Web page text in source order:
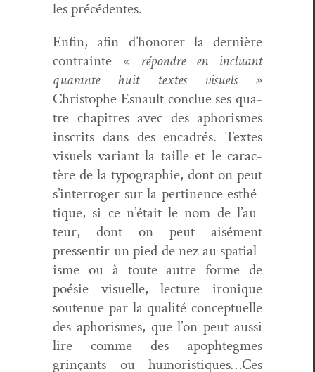
les précédentes.
Enfin, afin d’honorer la dernière
con­trainte « répon­dre en inclu­ant
quar­ante huit textes visuels »
Christophe Esnault con­clue ses qua­
tre chapitres avec des apho­rismes
inscrits dans des encadrés. Textes
visuels vari­ant la taille et le car­ac­
tère de la typogra­phie, dont on peut
s’interroger sur la per­ti­nence esthé­
tique, si ce n’é­tait le nom de l’au­
teur, dont on peut aisé­ment
pressen­tir un pied de nez au spa­tial­
isme ou à toute autre forme de
poésie visuelle, lec­ture ironique
soutenue par la qual­ité con­ceptuelle
des apho­rismes, que l’on peut aus­si
lire comme des apoph­tegmes
grinçants ou humoristiques…Ces